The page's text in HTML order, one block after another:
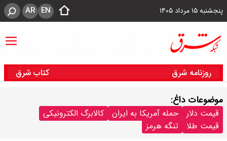
پنجشنبه ۱۵ مرداد ۱۴۰۵ EN
AR
روزنامه شرق کتاب شرق
موضوعات داغ:
قیمت دلار حمله آمریکا به ایران
کالابرگ الکترونیکی
قیمت طلا
تنگه هرمز